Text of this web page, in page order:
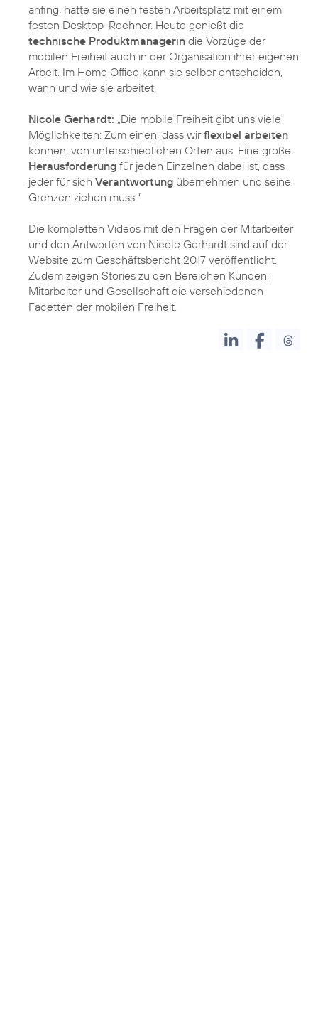
anfing, hatte sie einen festen Arbeitsplatz mit einem
festen Desktop-Rechner. Heute genießt die
technische Produktmanagerin die Vorzüge der
mobilen Freiheit auch in der Organisation ihrer eigenen
Arbeit. Im Home Office kann sie selber entscheiden,
wann und wie sie arbeitet.
Nicole Gerhardt: „Die mobile Freiheit gibt uns viele
Möglichkeiten: Zum einen, dass wirflexibel arbeiten
können, von unterschiedlichen Orten aus. Eine große
Herausforderung für jeden Einzelnen dabei ist, dass
jeder für sich Verantwortung übernehmen und seine
Grenzen ziehen muss.“
Die kompletten Videos mit den Fragen der Mitarbeiter
und den Antworten von Nicole Gerhardt sind auf der
Website zum Geschäftsbericht 2017 veröffentlicht.
Zudem zeigen Stories zu den Bereichen Kunden,
Mitarbeiter und Gesellschaft die verschiedenen
Facetten der mobilen Freiheit.